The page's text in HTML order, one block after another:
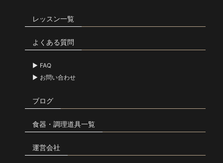
レッスン一覧
よくある質問
FAQ
お問い合わせ
ブログ
食器・調理道具一覧
運営会社